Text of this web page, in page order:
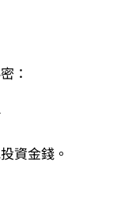
：
資金錢。